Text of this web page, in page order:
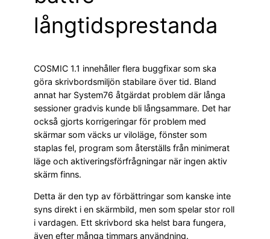
långtidsprestanda
COSMIC 1.1 innehåller flera buggfixar som ska
göra skrivbordsmiljön stabilare över tid. Bland
annat har System76 åtgärdat problem där långa
sessioner gradvis kunde bli långsammare. Det har
också gjorts korrigeringar för problem med
skärmar som väcks ur viloläge, fönster som
staplas fel, program som återställs från minimerat
läge och aktiveringsförfrågningar när ingen aktiv
skärm finns.
Detta är den typ av förbättringar som kanske inte
syns direkt i en skärmbild, men som spelar stor roll
i vardagen. Ett skrivbord ska helst bara fungera,
även efter många timmars användning.